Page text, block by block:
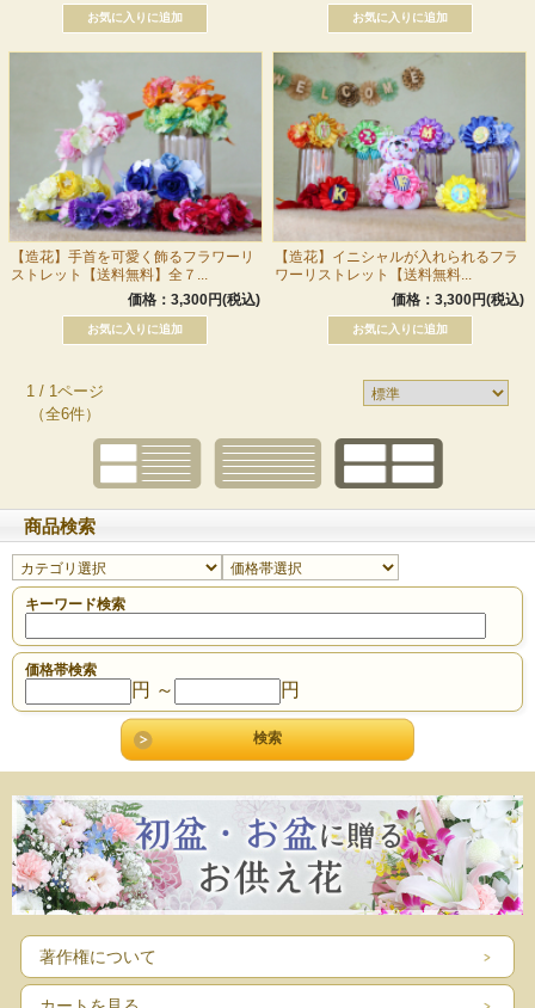
【造花】手首を可愛く飾るフラワーリ
ストレット【送料無料】全７...
価格：3,300円(税込)
【造花】イニシャルが入れられるフラ
ワーリストレット【送料無料...
価格：3,300円(税込)
1 / 1ページ
（全6件）
商品検索
キーワード検索
価格帯検索
円 ～ 円
著作権について